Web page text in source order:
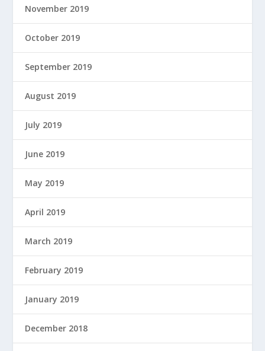
November 2019
October 2019
September 2019
August 2019
July 2019
June 2019
May 2019
April 2019
March 2019
February 2019
January 2019
December 2018